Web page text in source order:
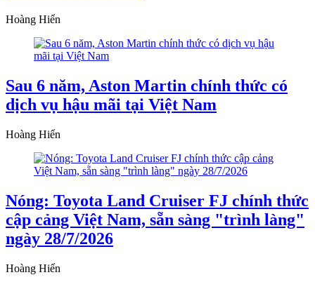
Hoàng Hiển
Sau 6 năm, Aston Martin chính thức có
dịch vụ hậu mãi tại Việt Nam
Hoàng Hiển
Nóng: Toyota Land Cruiser FJ chính thức
cập cảng Việt Nam, sẵn sàng "trình làng"
ngày 28/7/2026
Hoàng Hiển